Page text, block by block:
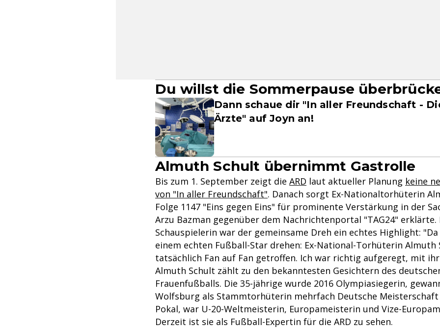
Du willst die Sommerpause
Dann schaue dir "In aller Freundschaft -
Ärzte" auf Joyn an!
Almuth Schult übernimmt Gastrolle
Bis zum 1. September zeigt die ARD laut aktueller Planung keine
von "In aller Freundschaft". Danach sorgt Ex-Nationaltorhüterin
Folge 1147 "Eins gegen Eins" für prominente Verstärkung in der
Arzu Bazman gegenüber dem Nachrichtenportal "TAG24" erklärte.
Schauspielerin war der gemeinsame Dreh ein echtes Highlight:
einem echten Fußball-Star drehen: Ex-National-Torhüterin Almuth
tatsächlich Fan auf Fan getroffen. Ich war richtig aufgeregt, mit
Almuth Schult zählt zu den bekanntesten Gesichtern des
Frauenfußballs. Die 35-jährige wurde 2016 Olympiasiegerin,
Wolfsburg als Stammtorhüterin mehrfach Deutsche Meisterschaft
Pokal, war U-20-Weltmeisterin, Europameisterin und Vize-
Derzeit ist sie als Fußball-Expertin für die ARD zu sehen.